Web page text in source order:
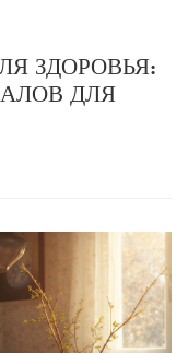
ЗДОРОВЬЯ:
ДЛЯ